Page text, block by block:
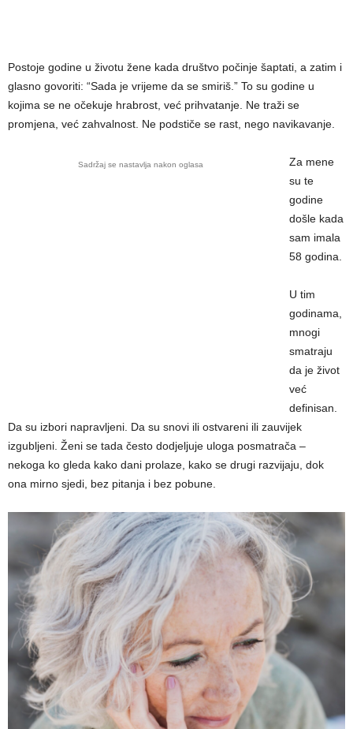
Postoje godine u životu žene kada društvo počinje šaptati, a zatim i
glasno govoriti: “Sada je vrijeme da se smiriš.” To su godine u
kojima se ne očekuje hrabrost, već prihvatanje. Ne traži se
promjena, već zahvalnost. Ne podstiče se rast, nego navikavanje.
Sadržaj se nastavlja nakon oglasa
Za mene
su te
godine
došle kada
sam imala
58 godina.
U tim
godinama,
mnogi
smatraju
da je život
već
definisan.
Da su izbori napravljeni. Da su snovi ili ostvareni ili zauvijek
izgubljeni. Ženi se tada često dodjeljuje uloga posmatrača –
nekoga ko gleda kako dani prolaze, kako se drugi razvijaju, dok
ona mirno sjedi, bez pitanja i bez pobune.